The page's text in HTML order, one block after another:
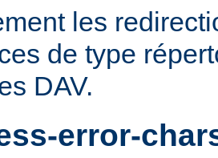
les
de type
DAV.
error-